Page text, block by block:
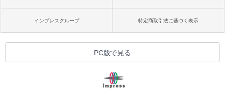
インプレスグループ 特定商取引法に基づく表示
PC版で見る